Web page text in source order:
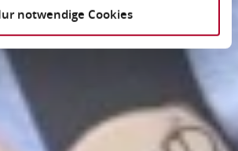
notwendige Cookies